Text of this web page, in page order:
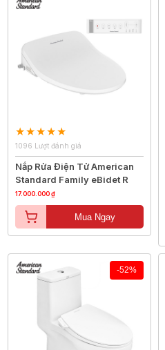
1096 Lượt đánh giá
Nắp Rửa Điện Tử American
Standard Family eBidet R
17.000.000 ₫
Mua Ngay
-52%